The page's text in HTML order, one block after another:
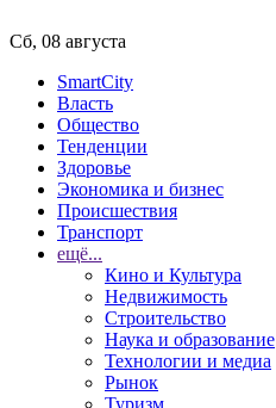
Сб, 08 августа
SmartCity
Власть
Общество
Тенденции
Здоровье
Экономика и бизнес
Происшествия
Транспорт
ещё...
Кино и Культура
Недвижимость
Строительство
Наука и образование
Технологии и медиа
Рынок
Туризм